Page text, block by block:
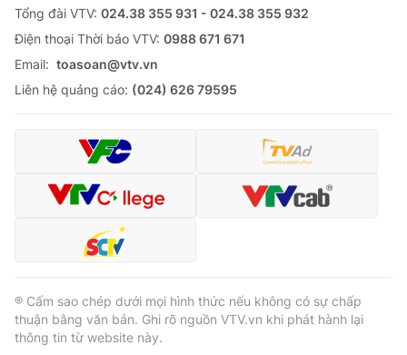
VTV4 Vươn mình bằng AI
VTV9
Theo dõi báo trên
Tổng đài VTV: 024.38 355 931 - 024.38 355 932
Ðiện thoại Thời báo VTV: 0988 671 671
Email: toasoan@vtv.vn
Liên hệ quảng cáo: (024) 626 79595
® Cấm sao chép dưới mọi hình thức nếu không có sự chấp
thuận bằng văn bản. Ghi rõ nguồn VTV.vn khi phát hành lại
thông tin từ website này.